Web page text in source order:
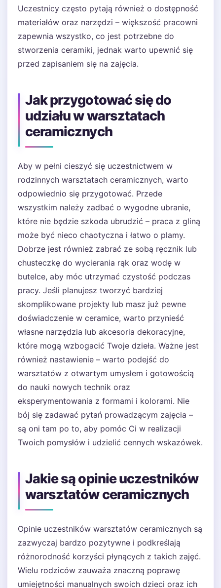
Uczestnicy często pytają również o dostępność
materiałów oraz narzędzi – większość pracowni
zapewnia wszystko, co jest potrzebne do
stworzenia ceramiki, jednak warto upewnić się
przed zapisaniem się na zajęcia.
Jak przygotować się do
udziału w warsztatach
ceramicznych
Aby w pełni cieszyć się uczestnictwem w
rodzinnych warsztatach ceramicznych, warto
odpowiednio się przygotować. Przede
wszystkim należy zadbać o wygodne ubranie,
które nie będzie szkoda ubrudzić – praca z gliną
może być nieco chaotyczna i łatwo o plamy.
Dobrze jest również zabrać ze sobą ręcznik lub
chusteczkę do wycierania rąk oraz wodę w
butelce, aby móc utrzymać czystość podczas
pracy. Jeśli planujesz tworzyć bardziej
skomplikowane projekty lub masz już pewne
doświadczenie w ceramice, warto przynieść
własne narzędzia lub akcesoria dekoracyjne,
które mogą wzbogacić Twoje dzieła. Ważne jest
również nastawienie – warto podejść do
warsztatów z otwartym umysłem i gotowością
do nauki nowych technik oraz
eksperymentowania z formami i kolorami. Nie
bój się zadawać pytań prowadzącym zajęcia –
są oni tam po to, aby pomóc Ci w realizacji
Twoich pomysłów i udzielić cennych wskazówek.
Jakie są opinie uczestników
warsztatów ceramicznych
Opinie uczestników warsztatów ceramicznych są
zazwyczaj bardzo pozytywne i podkreślają
różnorodność korzyści płynących z takich zajęć.
Wielu rodziców zauważa znaczną poprawę
umiejętności manualnych swoich dzieci oraz ich